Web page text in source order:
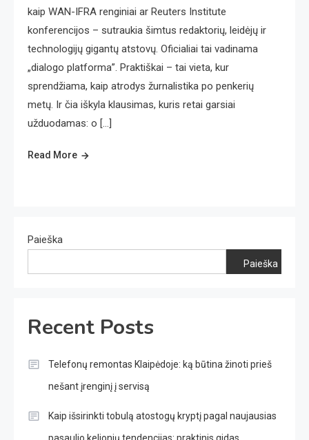
kaip WAN-IFRA renginiai ar Reuters Institute
konferencijos – sutraukia šimtus redaktorių, leidėjų ir
technologijų gigantų atstovų. Oficialiai tai vadinama
„dialogo platforma”. Praktiškai – tai vieta, kur
sprendžiama, kaip atrodys žurnalistika po penkerių
metų. Ir čia iškyla klausimas, kuris retai garsiai
užduodamas: o […]
Read More
Paieška
Paieška
Recent Posts
Telefonų remontas Klaipėdoje: ką būtina žinoti prieš
nešant įrenginį į servisą
Kaip išsirinkti tobulą atostogų kryptį pagal naujausias